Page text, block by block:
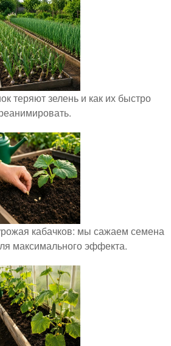
теряют зелень и как их быстро
кабачков: мы сажаем семена
максимального эффекта.